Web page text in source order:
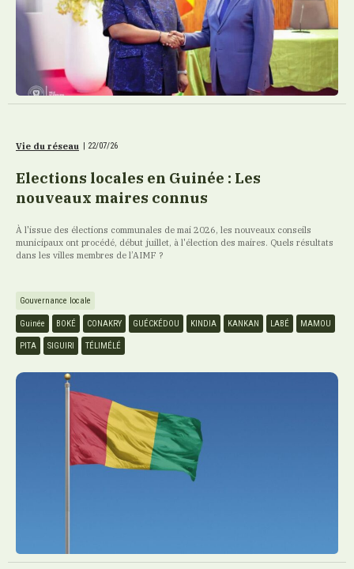
Vie du réseau | 22/07/26
Elections locales en Guinée : Les
nouveaux maires connus
À l'issue des élections communales de mai 2026, les nouveaux conseils
municipaux ont procédé, début juillet, à l'élection des maires. Quels résultats
dans les villes membres de l’AIMF ?
Gouvernance locale
Guinée BOKÉ CONAKRY GUÉCKÉDOU KINDIA KANKAN LABÉ MAMOU
PITA SIGUIRI TÉLIMÉLÉ